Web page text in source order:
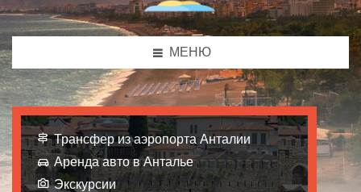
МЕНЮ
Трансфер из аэропорта Анталии
Аренда авто в Анталье
Экскурсии